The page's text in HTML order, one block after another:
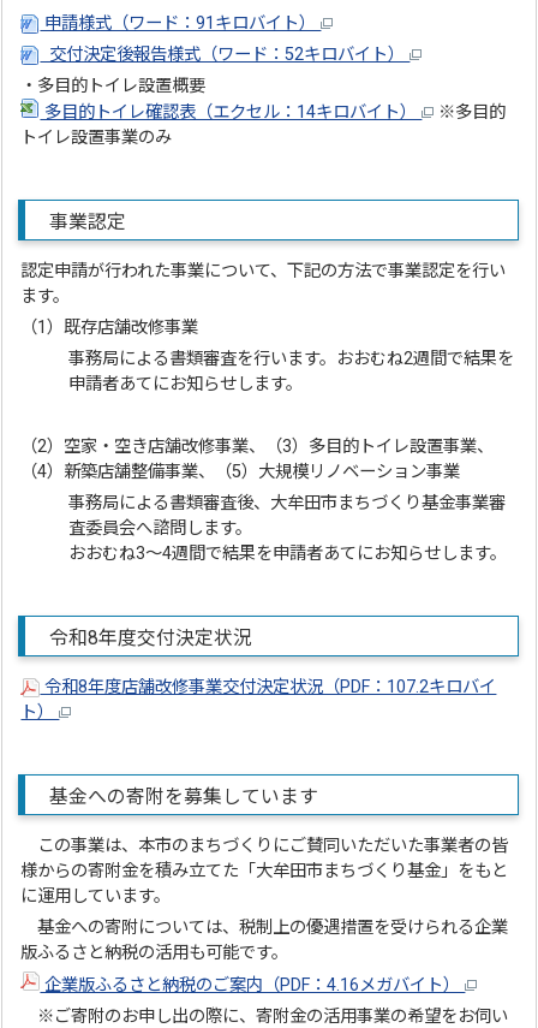
申請様式（ワード：91キロバイト）
交付決定後報告様式（ワード：52キロバイト）
・多目的トイレ設置概要
多目的トイレ確認表（エクセル：14キロバイト）
※多目的
トイレ設置事業のみ
事業認定
認定申請が行われた事業について、下記の方法で事業認定を行い
ます。
（1）既存店舗改修事業
事務局による書類審査を行います。おおむね2週間で結果を
申請者あてにお知らせします。
（2）空家・空き店舗改修事業、（3）多目的トイレ設置事業、
（4）新築店舗整備事業、（5）大規模リノベーション事業
事務局による書類審査後、大牟田市まちづくり基金事業審
査委員会へ諮問します。
おおむね3～4週間で結果を申請者あてにお知らせします。
令和8年度交付決定状況
令和8年度店舗改修事業交付決定状況（PDF：107.2キロバイ
ト）
基金への寄附を募集しています
この事業は、本市のまちづくりにご賛同いただいた事業者の皆
様からの寄附金を積み立てた「大牟田市まちづくり基金」をもと
に運用しています。
基金への寄附については、税制上の優遇措置を受けられる企業
版ふるさと納税の活用も可能です。
企業版ふるさと納税のご案内（PDF：4.16メガバイト）
※ご寄附のお申し出の際に、寄附金の活用事業の希望をお伺い